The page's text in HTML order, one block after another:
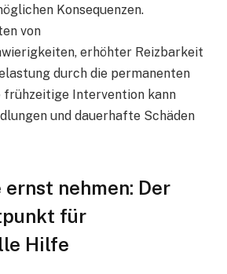
Konsequenzen.
von
erhöhter Reizbarkeit
durch die permanenten
frühzeitige Intervention kann
und dauerhafte Schäden
nehmen: Der
für
Hilfe